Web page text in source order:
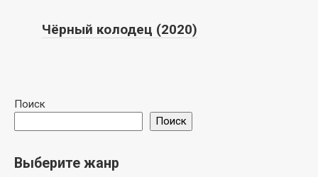
Чёрный колодец (2020)
Поиск
Поиск
Выберите жанр